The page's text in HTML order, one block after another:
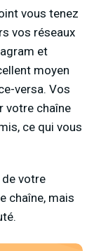
vous tenez
vos réseaux
et
moyen
versa. Vos
votre chaîne
ce qui vous
de votre
chaîne, mais